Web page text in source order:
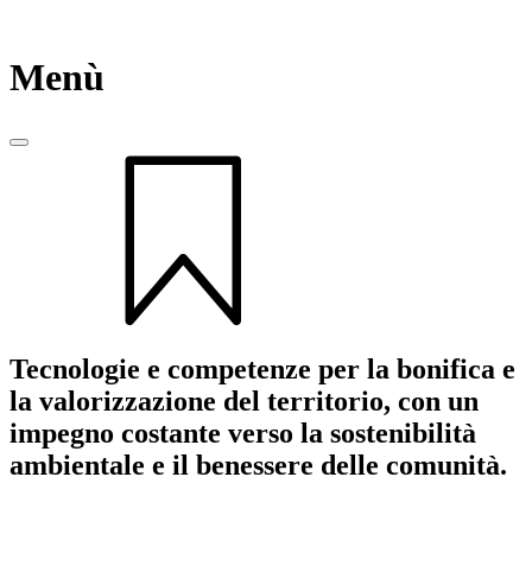
Menù
Tecnologie e competenze per la bonifica e
la valorizzazione del territorio, con un
impegno costante verso la sostenibilità
ambientale e il benessere delle comunità.